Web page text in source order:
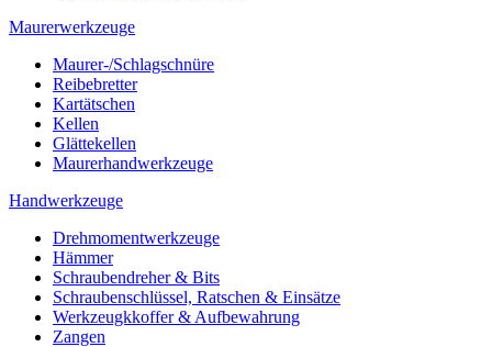
Maurerwerkzeuge
Maurer-/Schlagschnüre
Reibebretter
Kartätschen
Kellen
Glättekellen
Maurerhandwerkzeuge
Handwerkzeuge
Drehmomentwerkzeuge
Hämmer
Schraubendreher & Bits
Schraubenschlüssel, Ratschen & Einsätze
Werkzeugkkoffer & Aufbewahrung
Zangen